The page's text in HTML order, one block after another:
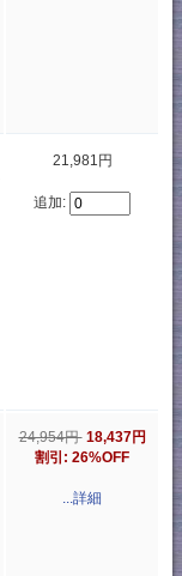
21,981円
追加:
24,954円 18,437円
割引: 26%OFF
...詳細